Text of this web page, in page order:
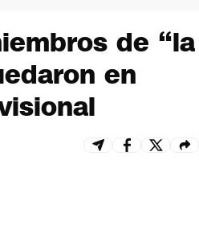
de “la
en